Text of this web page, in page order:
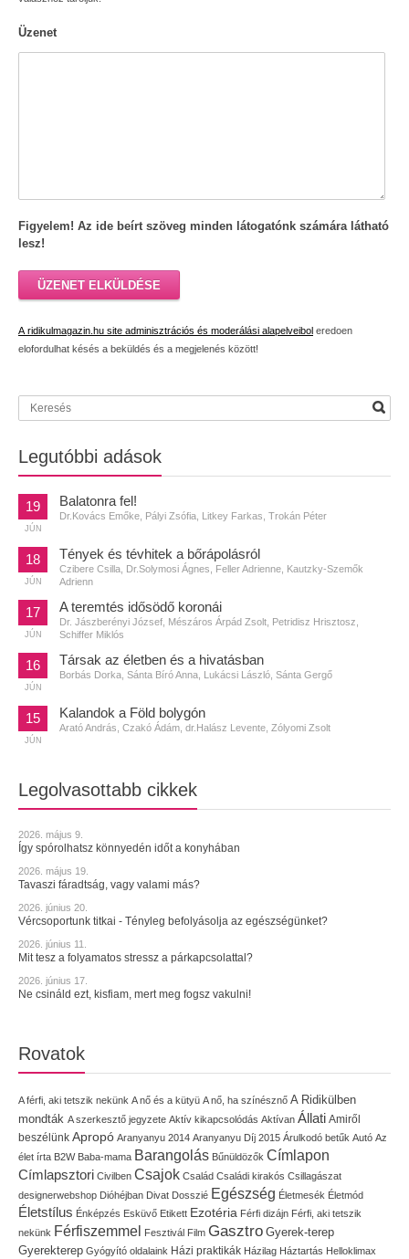
Üzenet
Figyelem! Az ide beírt szöveg minden látogatónk számára látható
lesz!
ÜZENET ELKÜLDÉSE
A ridikulmagazin.hu site adminisztrációs és moderálási alapelveibol eredoen
elofordulhat késés a beküldés és a megjelenés között!
Legutóbbi adások
19
JÚN
Balatonra fel!
Dr.Kovács Emőke, Pályi Zsófia, Litkey Farkas, Trokán Péter
18
JÚN
Tények és tévhitek a bőrápolásról
Czibere Csilla, Dr.Solymosi Ágnes, Feller Adrienne, Kautzky-Szemők
Adrienn
17
JÚN
A teremtés idősödő koronái
Dr. Jászberényi József, Mészáros Árpád Zsolt, Petridisz Hrisztosz,
Schiffer Miklós
16
JÚN
Társak az életben és a hivatásban
Borbás Dorka, Sánta Bíró Anna, Lukácsi László, Sánta Gergő
15
JÚN
Kalandok a Föld bolygón
Arató András, Czakó Ádám, dr.Halász Levente, Zólyomi Zsolt
Legolvasottabb cikkek
2026. május 9.
Így spórolhatsz könnyedén időt a konyhában
2026. május 19.
Tavaszi fáradtság, vagy valami más?
2026. június 20.
Vércsoportunk titkai - Tényleg befolyásolja az egészségünket?
2026. június 11.
Mit tesz a folyamatos stressz a párkapcsolattal?
2026. június 17.
Ne csináld ezt, kisfiam, mert meg fogsz vakulni!
Rovatok
A férfi, aki tetszik nekünk A nő és a kütyü A nő, ha színésznő A Ridikülben
mondták A szerkesztő jegyzete Aktív kikapcsolódás Aktívan Állati Amiről
beszélünk Apropó Aranyanyu 2014 Aranyanyu Díj 2015 Árulkodó betűk Autó Az
élet írta B2W Baba-mama Barangolás Bűnüldözők Címlapon
Címlapsztori Civilben Csajok Család Családi kirakós Csillagászat
designerwebshop Dióhéjban Divat Dosszié Egészség Életmesék Életmód
Életstílus Énképzés Esküvő Etikett Ezotéria Férfi dizájn Férfi, aki tetszik
nekünk Férfiszemmel Fesztivál Film Gasztro Gyerek-terep
Gyerekterep Gyógyító oldalaink Házi praktikák Házilag Háztartás Helloklimax